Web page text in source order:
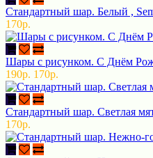
Стандартный шар. Белый ,
170р.
Шары с рисунком. С Днём
190р. 170р.
Стандартный шар. Светлая
170р.